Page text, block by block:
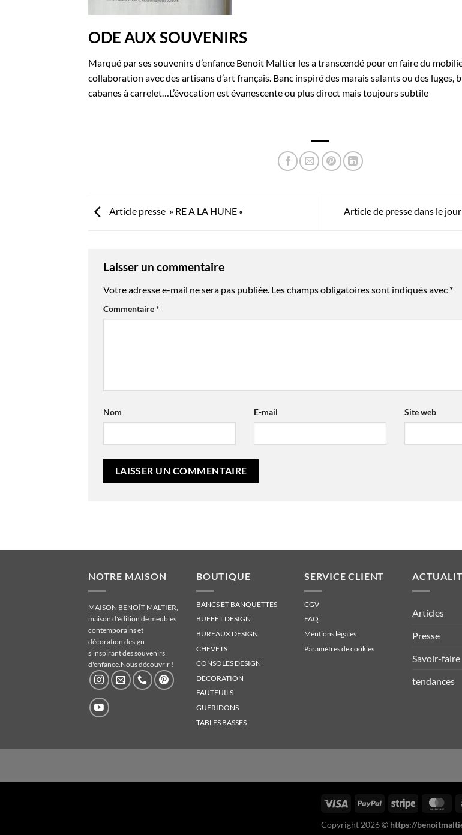
ODE AUX SOUVENIRS
Marqué par ses souvenirs d’enfance Benoît Maltier les a transcendé pour en faire du
collaboration avec des artisans d’art français. Banc inspiré des marais salants ou des luges,
cabanes à carrelet…L’évocation est évanescente ou plus direct mais toujours subtile
Article presse » RE A LA HUNE « Article de presse dans le
Laisser un commentaire
Votre adresse e-mail ne sera pas publiée. Les champs obligatoires sont indiqués avec *
Commentaire*
Nom E-mail Site web
NOTRE MAISON
MAISON BENOÎT MALTIER,
maison d'édition de meubles
contemporains et
décoration design
s'inspirant des souvenirs
d'enfance. Nous découvrir !
BOUTIQUE
BANCS ET BANQUETTES
BUFFET DESIGN
BUREAUX DESIGN
CHEVETS
CONSOLES DESIGN
DECORATION
FAUTEUILS
GUERIDONS
TABLES BASSES
SERVICE CLIENT
CGV
FAQ
Mentions légales
Paramètres de cookies
Articles
Presse
Savoir-faire
tendances
Copyright 2026 © https://